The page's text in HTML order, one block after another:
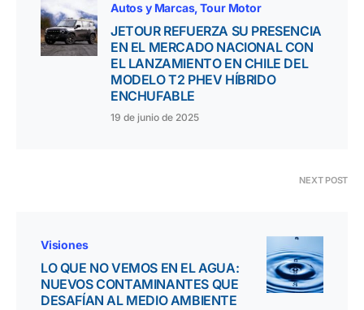
Autos y Marcas Tour Motor
JETOUR REFUERZA SU PRESENCIA
EN EL MERCADO NACIONAL CON
EL LANZAMIENTO EN CHILE DEL
MODELO T2 PHEV HÍBRIDO
ENCHUFABLE
19 de junio de 2025
NEXT POST
Visiones
LO QUE NO VEMOS EN EL AGUA:
NUEVOS CONTAMINANTES QUE
DESAFÍAN AL MEDIO AMBIENTE